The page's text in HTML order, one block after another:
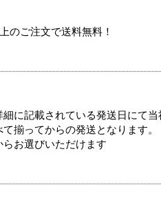
のご注文で送料無料！
に記載されている発送日にて当
揃ってからの発送となります。
お選びいただけます